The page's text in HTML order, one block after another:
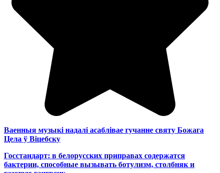
Ваенныя музыкі надалі асаблівае гучанне святу Божага
Цела ў Віцебску
Госстандарт: в белорусских приправах содержатся
бактерии, способные вызывать ботулизм, столбняк и